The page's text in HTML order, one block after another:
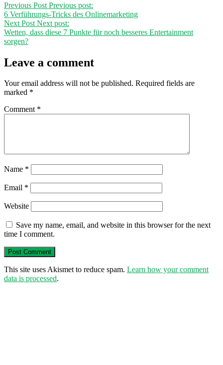
Previous Post Previous post:
6 Verführungs-Tricks des Onlinemarketing
Next Post Next post:
Wetten, dass diese 7 Punkte für noch besseres Entertainment
sorgen?
Leave a comment
Your email address will not be published. Required fields are
marked *
Comment *
Name *
Email *
Website
Save my name, email, and website in this browser for the next
time I comment.
This site uses Akismet to reduce spam. Learn how your comment
data is processed.